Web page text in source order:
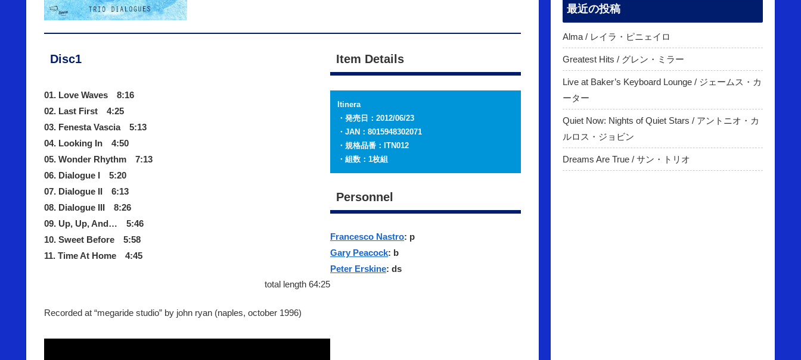
Disc1
01. Love Waves 8:16
02. Last First 4:25
03. Fenesta Vascia 5:13
04. Looking In 4:50
05. Wonder Rhythm 7:13
06. Dialogue I 5:20
07. Dialogue II 6:13
08. Dialogue III 8:26
09. Up, Up, And… 5:46
10. Sweet Before 5:58
11. Time At Home 4:45
total length 64:25
Recorded at “megaride studio” by john ryan (naples, october 1996)
Item Details
Itinera
・発売日：2012/06/23
・JAN：8015948302071
・規格品番：ITN012
・組数：1枚組
Personnel
Francesco Nastro: p
Gary Peacock: b
Peter Erskine: ds
最近の投稿
Alma / レイラ・ピニェイロ
Greatest Hits / グレン・ミラー
Live at Baker’s Keyboard Lounge / ジェームス・カ
ーター
Quiet Now: Nights of Quiet Stars / アントニオ・カ
ルロス・ジョビン
Dreams Are True / サン・トリオ